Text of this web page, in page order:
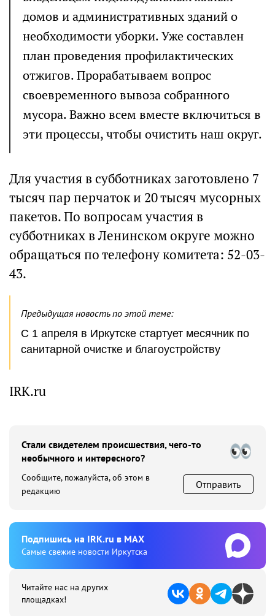
домов и административных зданий о
необходимости уборки. Уже составлен
план проведения профилактических
отжигов. Прорабатываем вопрос
своевременного вывоза собранного
мусора. Важно всем вместе включиться в
эти процессы, чтобы очистить наш округ.
Для участия в субботниках заготовлено 7
тысяч пар перчаток и 20 тысяч мусорных
пакетов. По вопросам участия в
субботниках в Ленинском округе можно
обращаться по телефону комитета: 52-03-
43.
Предыдущая новость по этой теме:
С 1 апреля в Иркутске стартует месячник по
санитарной очистке и благоустройству
IRK.ru
Стали свидетелем происшествия, чего-то
необычного и интересного?
Сообщите, пожалуйста, об этом в
редакцию
Отправить
Подпишиcь на IRK.ru в MAX
Cамые свежие новости Иркутска
Читайте нас на других
площадках!